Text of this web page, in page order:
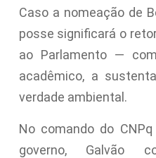
Caso a nomeação de
posse significará o
ao Parlamento —
acadêmico, a
verdade ambiental.
No comando do
governo, Galvão